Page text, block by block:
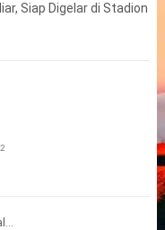
Siap Digelar di Stadion